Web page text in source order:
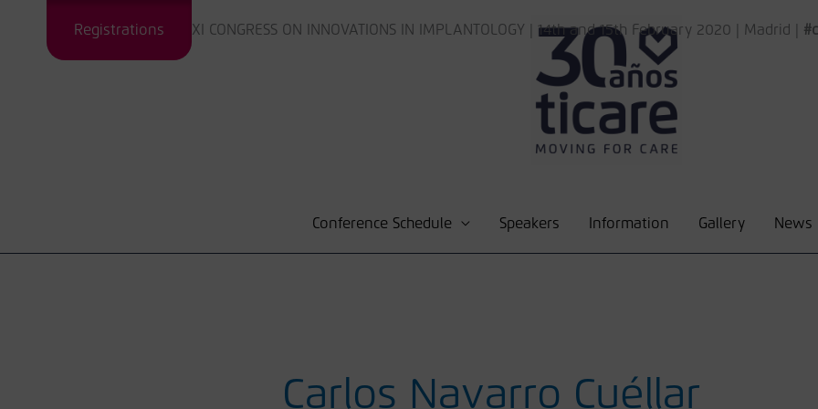
content
Conference Schedule Speakers Information Gallery News
Registrations XI CONGRESS ON INNOVATIONS IN IMPLANTOLOGY | 14th and 15th February 2020 | Madrid |
Carlos Navarro Cuéllar